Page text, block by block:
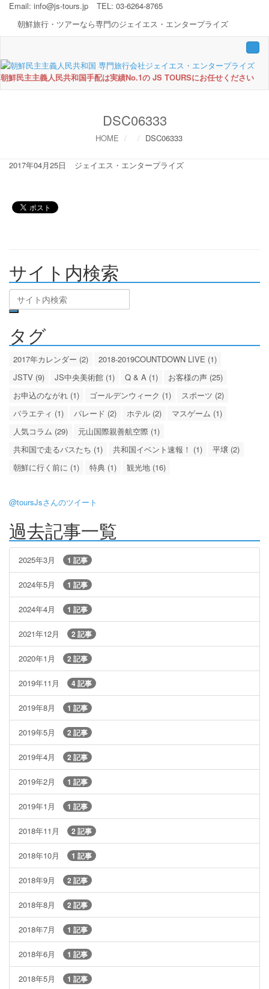
Email: info@js-tours.jp
TEL: 03-6264-8765
朝鮮旅行・ツアーなら専門のジェイエス・エンタープライズ
朝鮮民主主義人民共和国手配は実績No.1の JS TOURSにお任せください
DSC06333
HOME DSC06333
2017年04月25日 ジェイエス・エンタープライズ
サイト内検索
タグ
2017年カレンダー (2)
2018-2019COUNTDOWN LIVE (1)
JSTV (9)
JS中央美術館 (1) Q & A (1)
お客様の声 (25)
お申込のながれ (1)
ゴールデンウィーク (1)
スポーツ (2)
バラエティ (1)
パレード (2) ホテル (2)
マスゲーム (1)
人気コラム (29)
元山国際親善航空際 (1)
共和国で走るバスたち (1)
共和国イベント速報！ (1)
平壌 (2)
朝鮮に行く前に (1)
特典 (1) 観光地 (16)
@toursJsさんのツイート
過去記事一覧
2025年3月 1 記事
2024年5月 1 記事
2024年4月 1 記事
2021年12月 2 記事
2020年1月 2 記事
2019年11月 4 記事
2019年8月 1 記事
2019年5月 2 記事
2019年4月 2 記事
2019年2月 1 記事
2019年1月 1 記事
2018年11月 2 記事
2018年10月 1 記事
2018年9月 2 記事
2018年8月 2 記事
2018年7月 1 記事
2018年6月 1 記事
2018年5月 1 記事